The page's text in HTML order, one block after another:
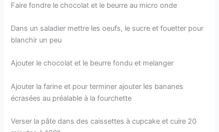
Faire fondre le chocolat et le beurre au micro onde
Dans un saladier mettre les oeufs, le sucre et fouetter pour
blanchir un peu
Ajouter le chocolat et le beurre fondu et melanger
Ajouter la farine et pour terminer ajouter les bananes
écrasées au préalable à la fourchette
Verser la pâte dans des caissettes à cupcake et cuire 20